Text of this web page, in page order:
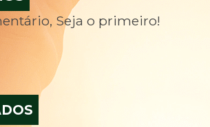
Seja o primeiro!